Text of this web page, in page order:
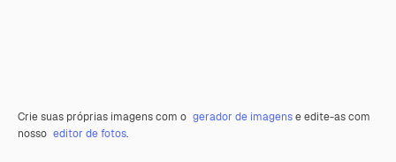
Crie suas próprias imagens com o gerador de imagense edite-as com
nosso editor de fotos.